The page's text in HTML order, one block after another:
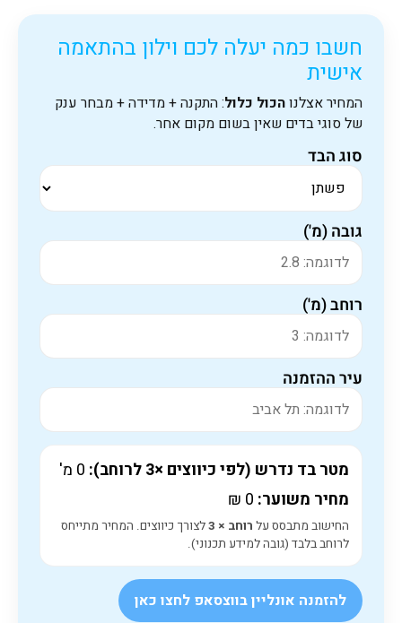
חשבו כמה יעלה לכם וילון בהתאמה
אישית
המחיר אצלנוהכול כלול: התקנה + מדידה + מבחר ענק
של סוגי בדים שאין בשום מקום אחר.
סוג הבד
גובה (מ')
רוחב (מ')
עיר ההזמנה
מטר בד נדרש (לפי כיווצים ×3 לרוחב): 0 מ'
מחיר משוער: 0
₪
החישוב מתבסס על רוחב × 3
לצורך כיווצים. המחיר מתייחס
לרוחב בלבד (גובה למידע תכנוני).
להזמנה אונליין בווצסאפ לחצו כאן